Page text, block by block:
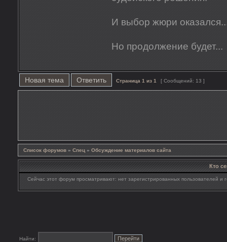
И выбор жюри
Но продолжение будет...
Новая тема Ответить Страница 1 из 1 [ Сообщений: 13 ]
Список форумов » Спец » Обсуждение материалов сайта
Кто
Сейчас этот форум просматривают: нет зарегистрированных пользователей и
Найти: